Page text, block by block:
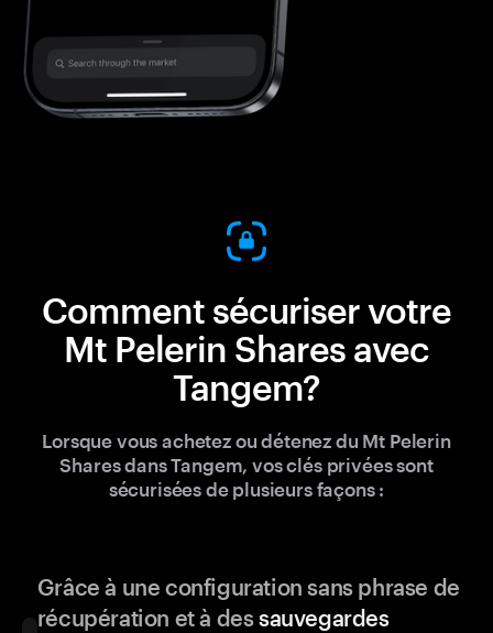
Comment sécuriser votre
Mt Pelerin Shares avec
Tangem?
Lorsque vous achetez ou détenez du Mt Pelerin
Shares dans Tangem, vos clés privées sont
sécurisées de plusieurs façons :
Grâce à une configuration sans phrase de
récupération et à dessauvegardes